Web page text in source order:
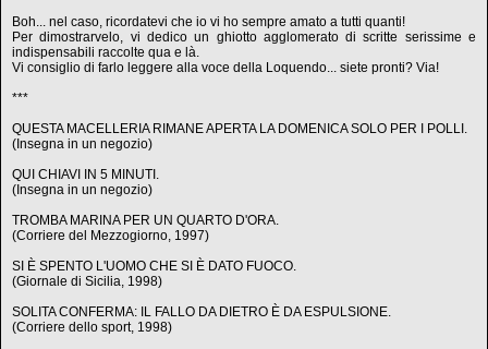
Boh... nel caso, ricordatevi che io vi ho sempre amato a tutti quanti!
Per dimostrarvelo, vi dedico un ghiotto agglomerato di scritte serissime e
indispensabili raccolte qua e là.
Vi consiglio di farlo leggere alla voce della Loquendo... siete pronti? Via!
***
QUESTA MACELLERIA RIMANE APERTA LA DOMENICA SOLO PER I POLLI.
(Insegna in un negozio)
QUI CHIAVI IN 5 MINUTI.
(Insegna in un negozio)
TROMBA MARINA PER UN QUARTO D'ORA.
(Corriere del Mezzogiorno, 1997)
SI È SPENTO L'UOMO CHE SI È DATO FUOCO.
(Giornale di Sicilia, 1998)
SOLITA CONFERMA: IL FALLO DA DIETRO È DA ESPULSIONE.
(Corriere dello sport, 1998)